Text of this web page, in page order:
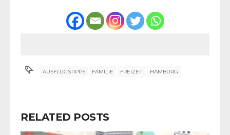
AUSFLUGSTIPPS FAMILIE FREIZEIT HAMBURG
RELATED POSTS